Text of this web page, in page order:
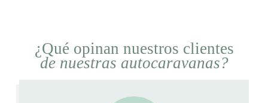
¿Qué opinan nuestros clientes
de nuestras autocaravanas?